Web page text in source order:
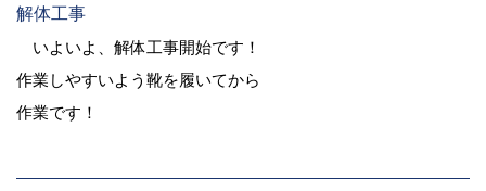
解体工事
いよいよ、解体工事開始です！
作業しやすいよう靴を履いてから
作業です！